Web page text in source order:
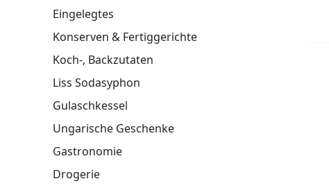
Eingelegtes
Konserven & Fertiggerichte
Koch-, Backzutaten
Liss Sodasyphon
Gulaschkessel
Ungarische Geschenke
Gastronomie
Drogerie